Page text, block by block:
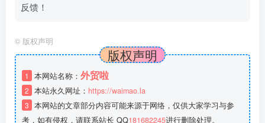
反馈！
© 版权声明
版权声明
1 本网站名称： 外贸啦
2 本站永久网址： https://waimao.la
3 本网站的文章部分内容可能来源于网络，仅供大家学习与参
考，如有侵权，请联系站长 QQ181682245进行删除处理。